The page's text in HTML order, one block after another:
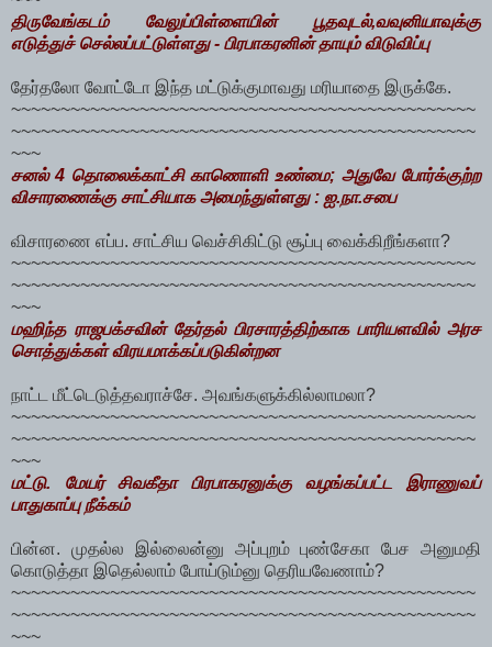
திருவேங்கடம் வேலுப்பிள்ளையின் பூதவுடல்,வவுனியாவுக்கு
எடுத்துச் செல்லப்பட்டுள்ளது - பிரபாகரனின் தாயும் விடுவிப்பு
தேர்தலோ வோட்டோ இந்த மட்டுக்குமாவது மரியாதை இருக்கே.
~~~~~~~~~~~~~~~~~~~~~~~~~~~~~~~~~~~~~~~~~~~~~~~
~~~~~~~~~~~~~~~~~~~~~~~~~~~~~~~~~~~~~~~~~~~~~~~
~~~
சனல் 4 தொலைக்காட்சி காணொளி உண்மை; அதுவே போர்க்குற்ற
விசாரணைக்கு சாட்சியாக அமைந்துள்ளது : ஐ.நா.சபை
விசாரணை எப்ப. சாட்சிய வெச்சிகிட்டு சூப்பு வைக்கிறீங்களா?
~~~~~~~~~~~~~~~~~~~~~~~~~~~~~~~~~~~~~~~~~~~~~~~
~~~~~~~~~~~~~~~~~~~~~~~~~~~~~~~~~~~~~~~~~~~~~~~
~~~
மஹிந்த ராஜபக்சவின் தேர்தல் பிரசாரத்திற்காக பாரியளவில் அரச
சொத்துக்கள் விரயமாக்கப்படுகின்றன
நாட்ட மீட்டெடுத்தவராச்சே. அவங்களுக்கில்லாமலா?
~~~~~~~~~~~~~~~~~~~~~~~~~~~~~~~~~~~~~~~~~~~~~~~
~~~~~~~~~~~~~~~~~~~~~~~~~~~~~~~~~~~~~~~~~~~~~~~
~~~
மட்டு. மேயர் சிவகீதா பிரபாகரனுக்கு வழங்கப்பட்ட இராணுவப்
பாதுகாப்பு நீக்கம்
பின்ன. முதல்ல இல்லைன்னு அப்புறம் புண்சேகா பேச அனுமதி
கொடுத்தா இதெல்லாம் போய்டும்னு தெரியவேணாம்?
~~~~~~~~~~~~~~~~~~~~~~~~~~~~~~~~~~~~~~~~~~~~~~~
~~~~~~~~~~~~~~~~~~~~~~~~~~~~~~~~~~~~~~~~~~~~~~~
~~~